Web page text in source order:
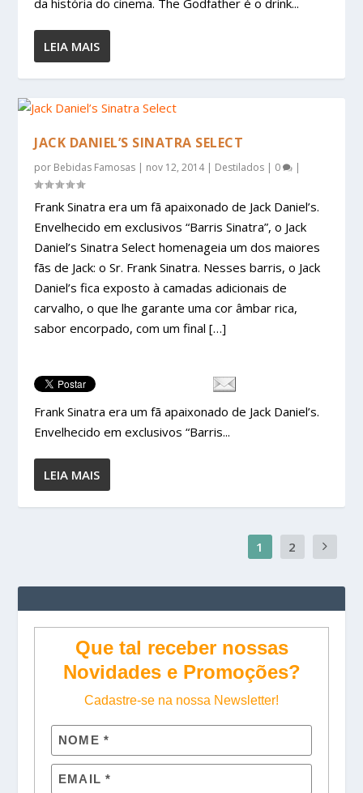
LEIA MAIS
JACK DANIEL’S SINATRA SELECT
por Bebidas Famosas | nov 12, 2014| Destilados | 0 |
Frank Sinatra era um fã apaixonado de Jack Daniel’s.
Envelhecido em exclusivos “Barris Sinatra”, o Jack
Daniel’s Sinatra Select homenageia um dos maiores
fãs de Jack: o Sr. Frank Sinatra. Nesses barris, o Jack
Daniel’s fica exposto à camadas adicionais de
carvalho, o que lhe garante uma cor âmbar rica,
sabor encorpado, com um final […]
Frank Sinatra era um fã apaixonado de Jack Daniel’s.
Envelhecido em exclusivos “Barris...
LEIA MAIS
1 2
Que tal receber nossas
Novidades e Promoções?
Cadastre-se na nossa Newsletter!